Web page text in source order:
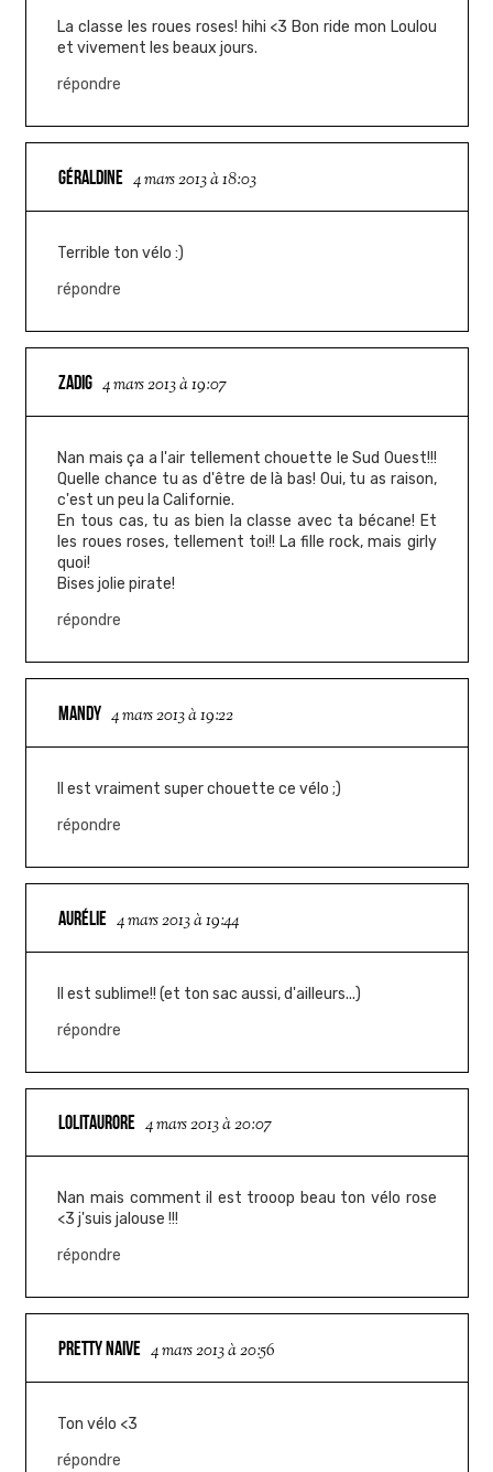
La classe les roues roses! hihi <3 Bon ride mon Loulou
et vivement les beaux jours.
répondre
GÉRALDINE 4 mars 2013 à 18:03
Terrible ton vélo :)
répondre
ZADIG 4 mars 2013 à 19:07
Nan mais ça a l'air tellement chouette le Sud Ouest!!!
Quelle chance tu as d'être de là bas! Oui, tu as raison,
c'est un peu la Californie.
En tous cas, tu as bien la classe avec ta bécane! Et
les roues roses, tellement toi!! La fille rock, mais girly
quoi!
Bises jolie pirate!
répondre
MANDY 4 mars 2013 à 19:22
Il est vraiment super chouette ce vélo ;)
répondre
AURÉLIE 4 mars 2013 à 19:44
Il est sublime!! (et ton sac aussi, d'ailleurs...)
répondre
LOLITAURORE 4 mars 2013 à 20:07
Nan mais comment il est trooop beau ton vélo rose
<3 j'suis jalouse !!!
répondre
PRETTY NAIVE 4 mars 2013 à 20:56
Ton vélo <3
répondre